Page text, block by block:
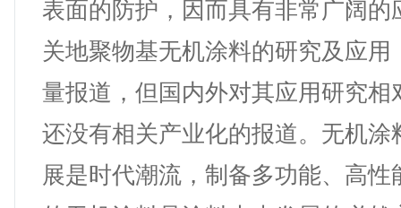
表面的防护，因而具有非常广阔的
关地聚物基无机涂料的研究及应用
量报道，但国内外对其应用研究相
还没有相关产业化的报道。无机涂
展是时代潮流，制备多功能、高性